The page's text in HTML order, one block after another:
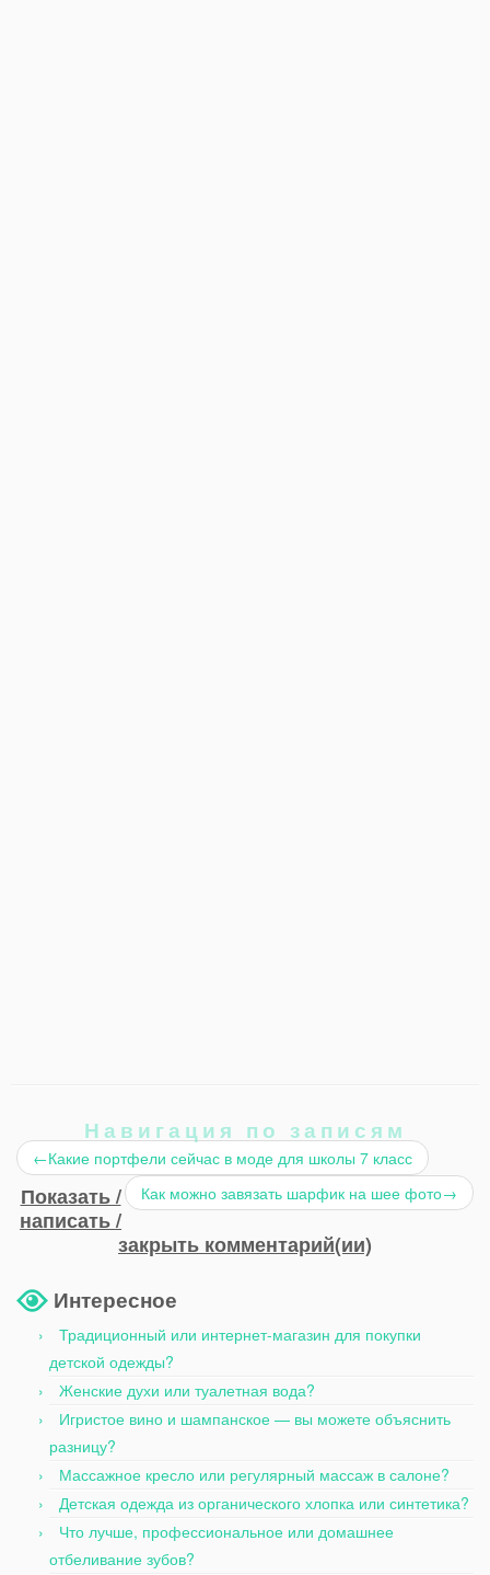
Навигация по записям
←Какие портфели сейчас в моде для школы 7 класс
Как можно завязать шарфик на шее фото→
Показать /
написать /
закрыть комментарий(ии)
Интересное
Традиционный или интернет-магазин для покупки
детской одежды?
Женские духи или туалетная вода?
Игристое вино и шампанское — вы можете объяснить
разницу?
Массажное кресло или регулярный массаж в салоне?
Детская одежда из органического хлопка или синтетика?
Что лучше, профессиональное или домашнее
отбеливание зубов?